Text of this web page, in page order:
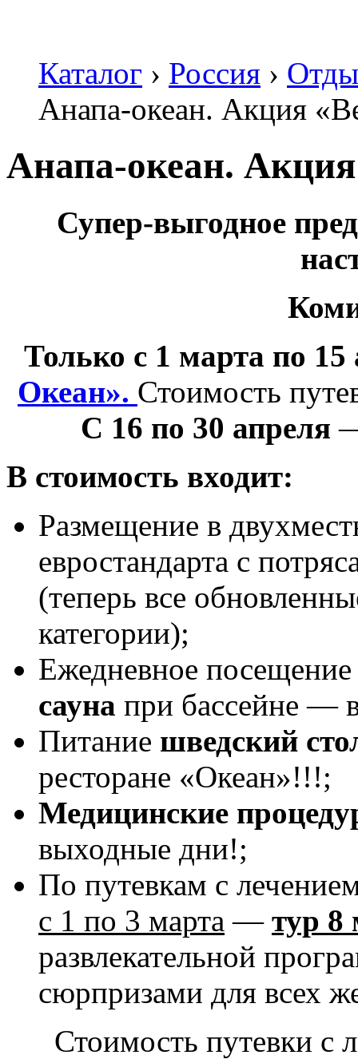
Каталог › Россия ›
Анапа-океан. Акция
Анапа-океан. Акция
Супер-выгодное
Только с 1 марта по 15
Океан». Стоимость
С 16 по 30 апреля
В стоимость входит:
Размещение в
евростандарта с
(теперь все
категории);
Ежедневное посещение
сауна при бассейне —
Питание шведский
ресторане «Океан»!!!;
Медицинские
выходные дни!;
По путевкам с
с 1 по 3 марта — тур 8
развлекательной
сюрпризами для всех
Стоимость путевки с